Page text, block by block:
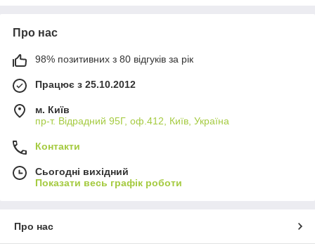
Про нас
98% позитивних з 80 відгуків за рік
Працює з 25.10.2012
м. Київ
пр-т. Відрадний 95Г, оф.412, Київ, Україна
Контакти
Сьогодні вихідний
Показати весь графік роботи
Про нас